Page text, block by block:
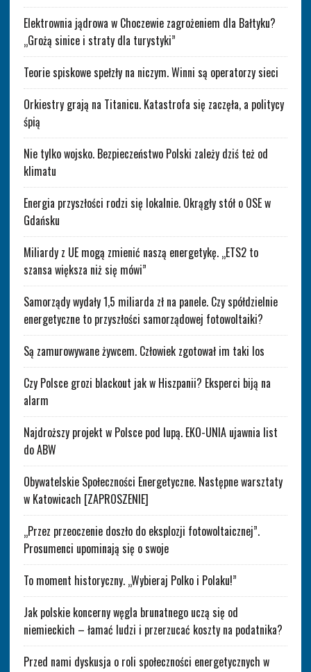
Elektrownia jądrowa w Choczewie zagrożeniem dla Bałtyku?
„Grożą sinice i straty dla turystyki”
Teorie spiskowe spełzły na niczym. Winni są operatorzy sieci
Orkiestry grają na Titanicu. Katastrofa się zaczęła, a politycy
śpią
Nie tylko wojsko. Bezpieczeństwo Polski zależy dziś też od
klimatu
Energia przyszłości rodzi się lokalnie. Okrągły stół o OSE w
Gdańsku
Miliardy z UE mogą zmienić naszą energetykę. „ETS2 to
szansa większa niż się mówi”
Samorządy wydały 1,5 miliarda zł na panele. Czy spółdzielnie
energetyczne to przyszłości samorządowej fotowoltaiki?
Są zamurowywane żywcem. Człowiek zgotował im taki los
Czy Polsce grozi blackout jak w Hiszpanii? Eksperci biją na
alarm
Najdroższy projekt w Polsce pod lupą. EKO-UNIA ujawnia list
do ABW
Obywatelskie Społeczności Energetyczne. Następne warsztaty
w Katowicach [ZAPROSZENIE]
„Przez przeoczenie doszło do eksplozji fotowoltaicznej”.
Prosumenci upominają się o swoje
To moment historyczny. „Wybieraj Polko i Polaku!”
Jak polskie koncerny węgla brunatnego uczą się od
niemieckich – łamać ludzi i przerzucać koszty na podatnika?
Przed nami dyskusja o roli społeczności energetycznych w